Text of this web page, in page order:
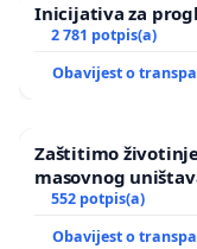
Inicijativa za
2 781 potpis(a)
Obavijest o
Zaštitimo
masovnog
552 potpis(a)
Obavijest o